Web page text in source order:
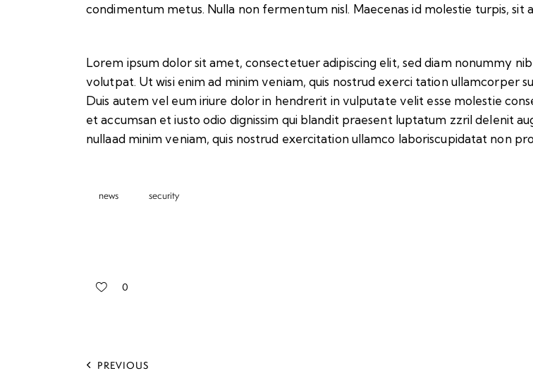
condimentum metus. Nulla non fermentum nisl. Maecenas id molestie turpis, sit
Lorem ipsum dolor sit amet, consectetuer adipiscing elit, sed diam nonummy
volutpat. Ut wisi enim ad minim veniam, quis nostrud exerci tation ullamcorper
Duis autem vel eum iriure dolor in hendrerit in vulputate velit esse molestie
et accumsan et iusto odio dignissim qui blandit praesent luptatum zzril delenit
nullaad minim veniam, quis nostrud exercitation ullamco laboriscupidatat non
news security
0
PREVIOUS